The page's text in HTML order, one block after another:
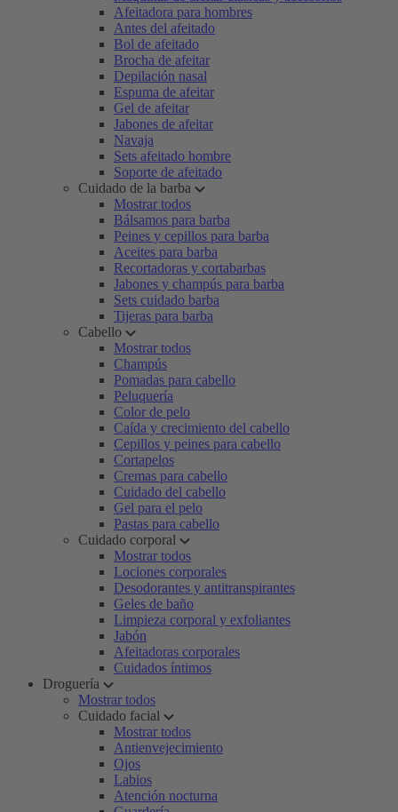
Afeitadora para hombres
Antes del afeitado
Bol de afeitado
Brocha de afeitar
Depilación nasal
Espuma de afeitar
Gel de afeitar
Jabones de afeitar
Navaja
Sets afeitado hombre
Soporte de afeitado
Cuidado de la barba
Mostrar todos
Bálsamos para barba
Peines y cepillos para barba
Aceites para barba
Recortadoras y cortabarbas
Jabones y champús para barba
Sets cuidado barba
Tijeras para barba
Cabello
Mostrar todos
Champús
Pomadas para cabello
Peluquería
Color de pelo
Caída y crecimiento del cabello
Cepillos y peines para cabello
Cortapelos
Cremas para cabello
Cuidado del cabello
Gel para el pelo
Pastas para cabello
Cuidado corporal
Mostrar todos
Lociones corporales
Desodorantes y antitranspirantes
Geles de baño
Limpieza corporal y exfoliantes
Jabón
Afeitadoras corporales
Cuidados íntimos
Droguería
Mostrar todos
Cuidado facial
Mostrar todos
Antienvejecimiento
Ojos
Labios
Atención nocturna